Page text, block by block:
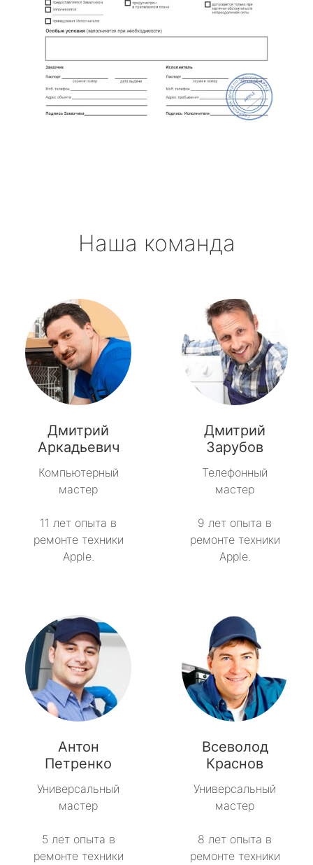
Наша команда
Дмитрий
Аркадьевич
Компьютерный
мастер
11 лет опыта в
ремонте техники
Apple.
Дмитрий
Зарубов
Телефонный
мастер
9 лет опыта в
ремонте техники
Apple.
Антон
Петренко
Универсальный
мастер
5 лет опыта в
ремонте техники
Всеволод
Краснов
Универсальный
мастер
8 лет опыта в
ремонте техники